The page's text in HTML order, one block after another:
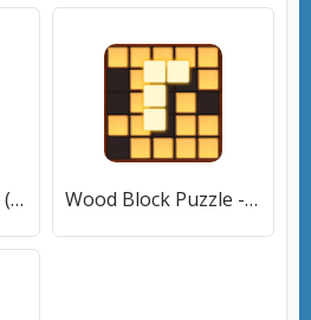
Wood Block Classic (Вуд Блок Классик) [МОД Бесконечные монеты] APK Android Wood Block Puzzle - Wood crush (Вуд Блок Пазл) [МОД Premium] APK Android